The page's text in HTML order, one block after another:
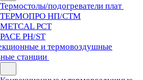
Термостолы/подогреватели плат
ТЕРМОПРО НП/СТМ
METCAL PCT
PACE PH/ST
и термовоздушные
станции